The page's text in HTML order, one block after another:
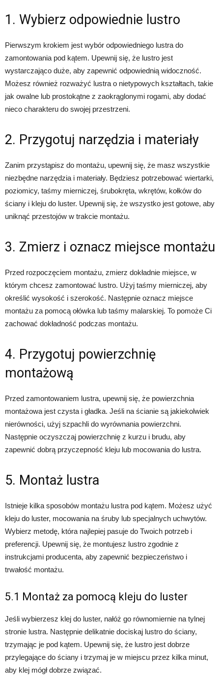
1. Wybierz odpowiednie lustro
Pierwszym krokiem jest wybór odpowiedniego lustra do
zamontowania pod kątem. Upewnij się, że lustro jest
wystarczająco duże, aby zapewnić odpowiednią widoczność.
Możesz również rozważyć lustra o nietypowych kształtach, takie
jak owalne lub prostokątne z zaokrąglonymi rogami, aby dodać
nieco charakteru do swojej przestrzeni.
2. Przygotuj narzędzia i materiały
Zanim przystąpisz do montażu, upewnij się, że masz wszystkie
niezbędne narzędzia i materiały. Będziesz potrzebować wiertarki,
poziomicy, taśmy mierniczej, śrubokręta, wkrętów, kołków do
ściany i kleju do luster. Upewnij się, że wszystko jest gotowe, aby
uniknąć przestojów w trakcie montażu.
3. Zmierz i oznacz miejsce montażu
Przed rozpoczęciem montażu, zmierz dokładnie miejsce, w
którym chcesz zamontować lustro. Użyj taśmy mierniczej, aby
określić wysokość i szerokość. Następnie oznacz miejsce
montażu za pomocą ołówka lub taśmy malarskiej. To pomoże Ci
zachować dokładność podczas montażu.
4. Przygotuj powierzchnię
montażową
Przed zamontowaniem lustra, upewnij się, że powierzchnia
montażowa jest czysta i gładka. Jeśli na ścianie są jakiekolwiek
nierówności, użyj szpachli do wyrównania powierzchni.
Następnie oczyszczaj powierzchnię z kurzu i brudu, aby
zapewnić dobrą przyczepność kleju lub mocowania do lustra.
5. Montaż lustra
Istnieje kilka sposobów montażu lustra pod kątem. Możesz użyć
kleju do luster, mocowania na śruby lub specjalnych uchwytów.
Wybierz metodę, która najlepiej pasuje do Twoich potrzeb i
preferencji. Upewnij się, że montujesz lustro zgodnie z
instrukcjami producenta, aby zapewnić bezpieczeństwo i
trwałość montażu.
5.1 Montaż za pomocą kleju do luster
Jeśli wybierzesz klej do luster, nałóż go równomiernie na tylnej
stronie lustra. Następnie delikatnie dociskaj lustro do ściany,
trzymając je pod kątem. Upewnij się, że lustro jest dobrze
przylegające do ściany i trzymaj je w miejscu przez kilka minut,
aby klej mógł dobrze związać.